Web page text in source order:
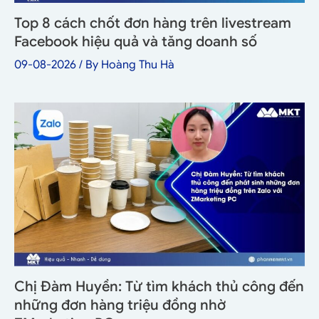
Top 8 cách chốt đơn hàng trên livestream
Facebook hiệu quả và tăng doanh số
09-08-2026 / By Hoàng Thu Hà
Chị Đàm Huyền: Từ tìm khách thủ công đến
những đơn hàng triệu đồng nhờ